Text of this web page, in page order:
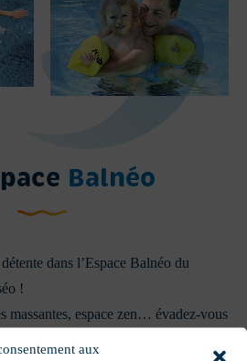
aux
Balnéo
dans l’Espace Balnéo du
!
massantes, espace zen… évadez-vous